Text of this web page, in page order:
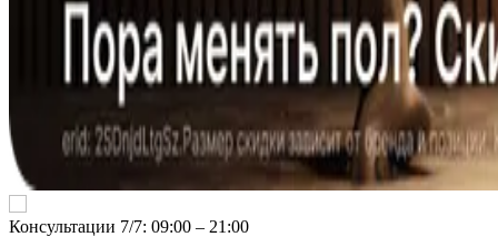
Консультации 7/7: 09:00 ‒ 21:00